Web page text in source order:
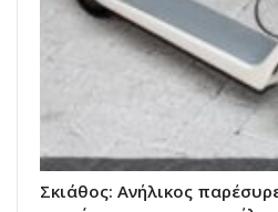
Σκιάθος: Ανήλικος